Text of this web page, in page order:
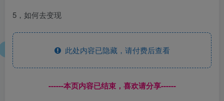
5，如何去变现
此处内容已隐藏，请付费后查看
------本页内容已结束，喜欢请分享------